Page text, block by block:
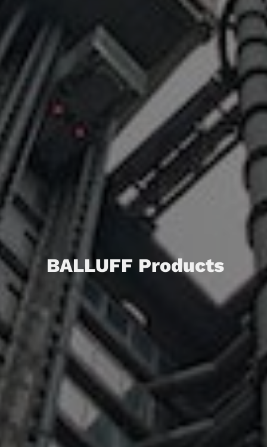
BALLUFF Products